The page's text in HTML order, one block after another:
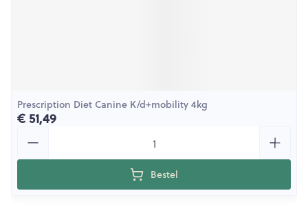
Prescription Diet Canine K/d+mobility 4kg
€ 51,49
Bestel